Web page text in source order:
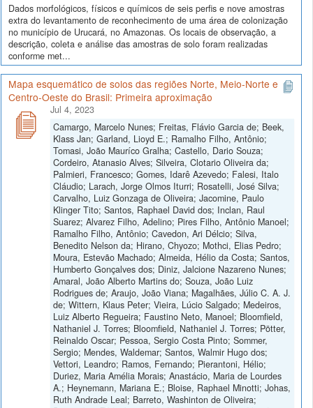
Dados morfológicos, físicos e químicos de seis perfis e nove amostras
extra do levantamento de reconhecimento de uma área de colonização
no município de Urucará, no Amazonas. Os locais de observação, a
descrição, coleta e análise das amostras de solo foram realizadas
conforme met...
Mapa esquemático de solos das regiões Norte, Meio-Norte e
Centro-Oeste do Brasil: Primeira aproximação
Jul 4, 2023
Camargo, Marcelo Nunes; Freitas, Flávio Garcia de; Beek,
Klass Jan; Garland, Lioyd E.; Ramalho Filho, Antônio;
Tomasi, João Mauríco Gralha; Castello, Dario Souza;
Cordeiro, Atanasio Alves; Silveira, Clotario Oliveira da;
Palmieri, Francesco; Gomes, Idarê Azevedo; Falesi, Italo
Cláudio; Larach, Jorge Olmos Iturri; Rosatelli, José Silva;
Carvalho, Luiz Gonzaga de Oliveira; Jacomine, Paulo
Klinger Tito; Santos, Raphael David dos; Inclan, Raul
Suarez; Alvarez Filho, Adelino; Pires Filho, Antônio Manoel;
Ramalho Filho, Antônio; Cavedon, Ari Délcio; Silva,
Benedito Nelson da; Hirano, Chyozo; Mothci, Elias Pedro;
Moura, Estevão Machado; Almeida, Hélio da Costa; Santos,
Humberto Gonçalves dos; Diniz, Jalcione Nazareno Nunes;
Amaral, João Alberto Martins do; Souza, João Luiz
Rodrigues de; Araujo, João Viana; Magalhães, Júlio C. A. J.
de; Wittern, Klaus Peter; Vieira, Lúcio Salgado; Medeiros,
Luiz Alberto Regueira; Faustino Neto, Manoel; Bloomfield,
Nathaniel J. Torres; Bloomfield, Nathaniel J. Torres; Pötter,
Reinaldo Oscar; Pessoa, Sergio Costa Pinto; Sommer,
Sergio; Mendes, Waldemar; Santos, Walmir Hugo dos;
Vettori, Leandro; Ramos, Fernando; Pierantoni, Hélio;
Duriez, Maria Amélia Morais; Anastácio, Maria de Lourdes
A.; Heynemann, Mariana E.; Bloise, Raphael Minotti; Johas,
Ruth Andrade Leal; Barreto, Washinton de Oliveira;